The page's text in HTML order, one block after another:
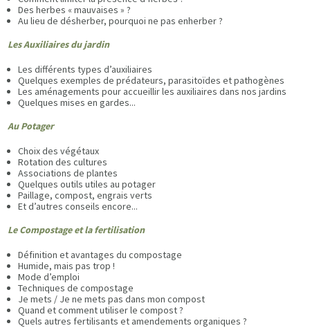
Des herbes « mauvaises » ?
Au lieu de désherber, pourquoi ne pas enherber ?
Les Auxiliaires du jardin
Les différents types d’auxiliaires
Quelques exemples de prédateurs, parasitoïdes et pathogènes
Les aménagements pour accueillir les auxiliaires dans nos jardins
Quelques mises en gardes...
Au Potager
Choix des végétaux
Rotation des cultures
Associations de plantes
Quelques outils utiles au potager
Paillage, compost, engrais verts
Et d’autres conseils encore...
Le Compostage et la fertilisation
Définition et avantages du compostage
Humide, mais pas trop !
Mode d’emploi
Techniques de compostage
Je mets / Je ne mets pas dans mon compost
Quand et comment utiliser le compost ?
Quels autres fertilisants et amendements organiques ?